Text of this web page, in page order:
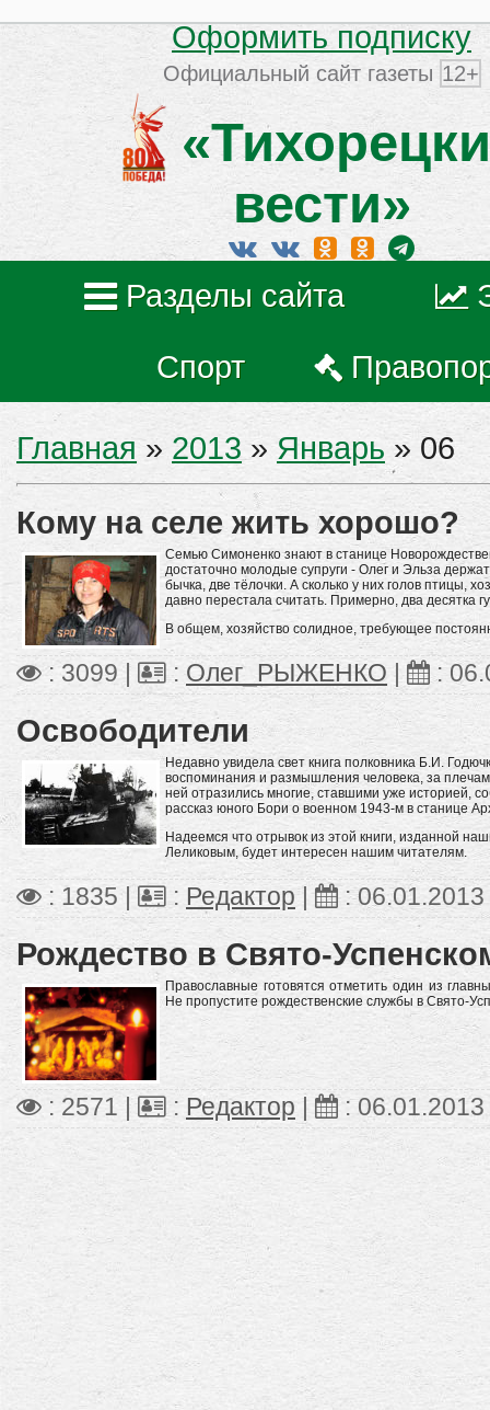
Оформить подписку
Официальный сайт газеты 12+
вести»
Разделы сайта
Спорт
Главная » 2013 » Январь » 06
Кому на селе жить хорошо?
Семью Симоненко знают в станице
достаточно молодые супруги - Олег и Эльза
бычка, две тёлочки. А сколько у них голов птицы,
давно перестала считать. Примерно, два десятка
В общем, хозяйство солидное, требующее
: 3099 | : Олег_РЫЖЕНКО | :
Освободители
Недавно увидела свет книга полковника Б.И.
воспоминания и размышления человека, за
ней отразились многие, ставшими уже историей,
рассказ юного Бори о военном 1943-м в станице
Надеемся что отрывок из этой книги, изданной
Леликовым, будет интересен нашим читателям.
: 1835 | : Редактор| :06.01.2013
Рождество в Свято-
Православные готовятся отметить один из
Не пропустите рождественские службы в Свято-
: 2571 | : Редактор : 06.01.2013